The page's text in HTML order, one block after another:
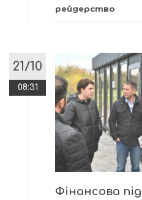
рейдерство
21/10
08:31
Фінансова